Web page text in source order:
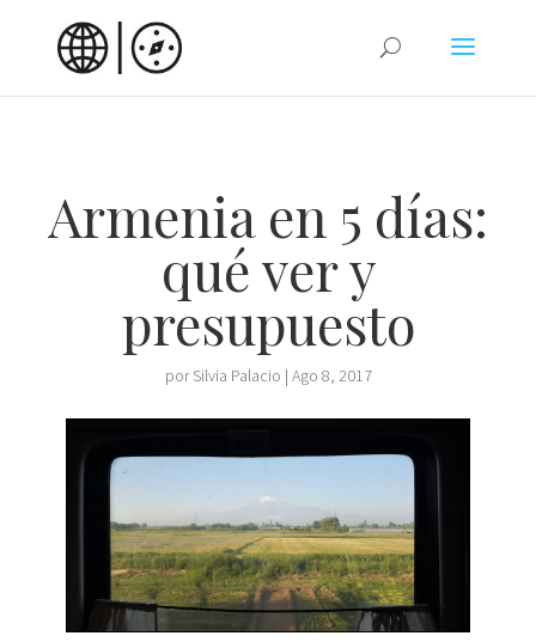
Armenia en 5 días:
qué ver y
presupuesto
porSilvia Palacio | Ago 8, 2017